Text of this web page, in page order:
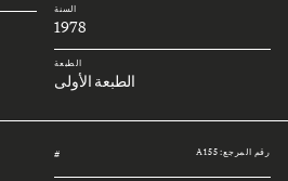
السنة
1978
الطبعة
الطبعة الأولى
رقم المرجع: A155 #